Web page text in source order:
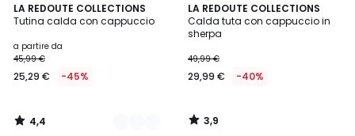
LA REDOUTE COLLECTIONS
Tutina calda con cappuccio
Prezzo
a
partire
25,29
€
a partire da
45,99 €
25,29 € -45%
4,4
/ 5
2
Colori
4,4
/
LA REDOUTE COLLECTIONS
Calda tuta con cappuccio in
sherpa
49,99 €
29,99 € -40%
3,9
/ 5
3,9
/